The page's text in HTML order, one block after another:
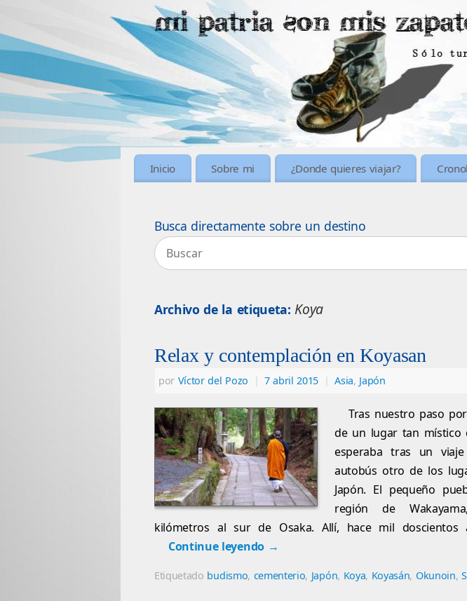
Inicio Sobre mi ¿Donde quieres viajar?
Busca directamente sobre un destino
Archivo de la etiqueta: Koya
Relax y contemplación en Koyasan
por Víctor del Pozo 7 abril 2015 Asia, Japón
Tras nuestro paso
de un lugar tan místico
esperaba tras un
autobús otro de los
Japón. El pequeño
región de
kilómetros al sur de Osaka. Allí, hace mil
Continue leyendo →
Etiquetado budismo, cementerio, Japón, Koya, Koyasán, Okunoin,